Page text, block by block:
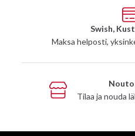
Swish,
Maksa helposti,
Nouto
Tilaa ja nouda